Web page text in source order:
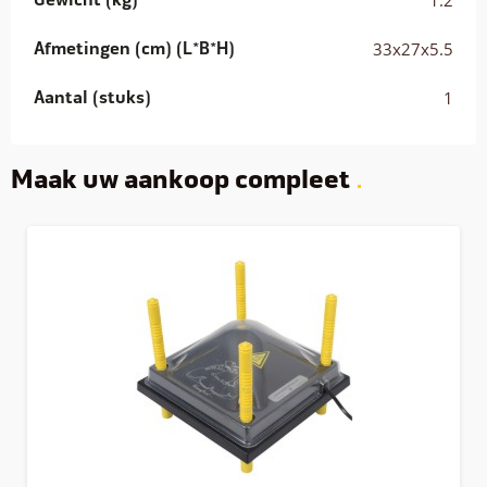
weken zonder warmteplaat. Let wel op dat dit erg afhankelijk
De welbekende warmtelamp is de traditionele kunstmatige
betrouwbaarheid een groot nadeel. Een warmtelamp heeft op
papier een levensduur van 3000-5000 uren maar door stoten
en bewegingen wordt dit vaak sterk verkort.
warmteplaatis in veel situaties een beter alternatief. Ze
gaan met gemak 10 jaar mee, ze zijn veilig, zijn bedrijfszeker
en verbruiken met hun 13W heel weinig stroom. Dankzij het
gebruik van hoogwaardige PIR isolatie kan geen warmte
ontsnappen naar de bovenzijde van de warmteplaat. T.o.v.
Afmetingen (cm) (L*B*H) 33x27x5.5
Aantal (stuks) 1
Maak uw aankoop compleet